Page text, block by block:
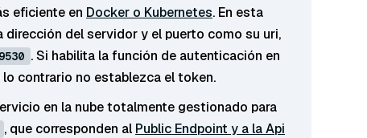
eficiente en Docker o Kubernetes. En esta
del servidor y el puerto como su uri,
. Si habilita la función de autenticación en
contrario no establezca el token.
en la nube totalmente gestionado para
, que corresponden al Public Endpoint y a la Api